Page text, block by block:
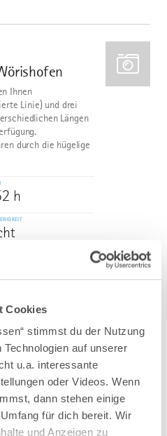
Cookies
stimmst du der Nutzung
auf unserer
u.a. interessante
oder Videos. Wenn
dann stehen einige
für dich bereit. Wir
und Anzeigen zu
Ihnen
Linie) und drei
Längen
durch die hügelige
h
und Großer
©
Obermaiselstein mit
h